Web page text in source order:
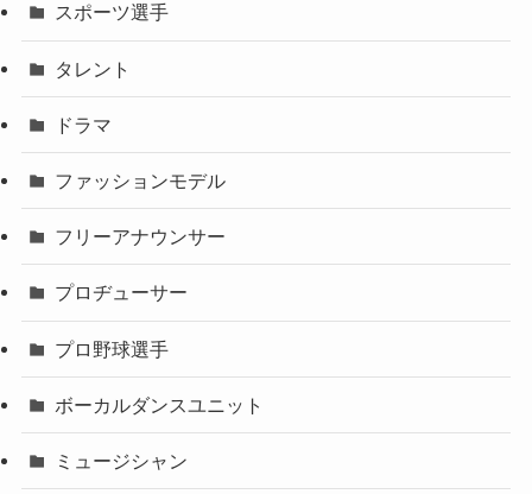
スポーツ選手
タレント
ドラマ
ファッションモデル
フリーアナウンサー
プロヂューサー
プロ野球選手
ボーカルダンスユニット
ミュージシャン